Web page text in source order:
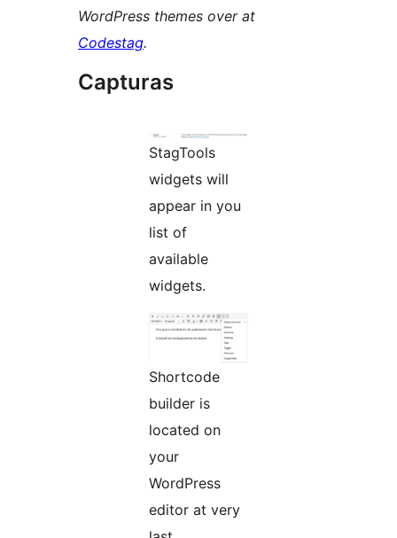
WordPress themes over at
Codestag.
Capturas
StagTools
widgets will
appear in you
list of
available
widgets.
Shortcode
builder is
located on
your
WordPress
editor at very